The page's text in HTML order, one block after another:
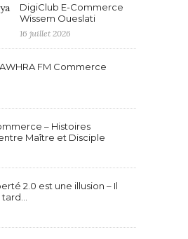
DigiClub E-Commerce
Wissem Oueslati
16 juillet 2026
FM Commerce
– Histoires
Maître et Disciple
2.0 est une illusion – Il